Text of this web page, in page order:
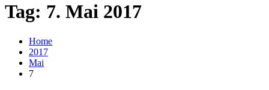
Tag: 7. Mai 2017
Home
2017
Mai
7